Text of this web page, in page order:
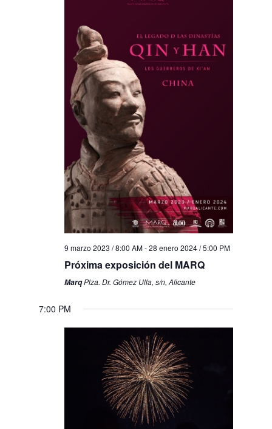
9 marzo 2023 / 8:00 AM-28 enero 2024 / 5:00 PM
Próxima exposición del MARQ
MarqPlza. Dr. Gómez Ulla, s/n, Alicante
7:00 PM
lunes,
marzo
2023
martes,
marzo
14,
2023
miércoles,
marzo
15,
2023
jueves,
marzo
16,
2023
viernes,
marzo
17,
2023
No
events
on
this
day.
sábado,
marzo
18,
2023